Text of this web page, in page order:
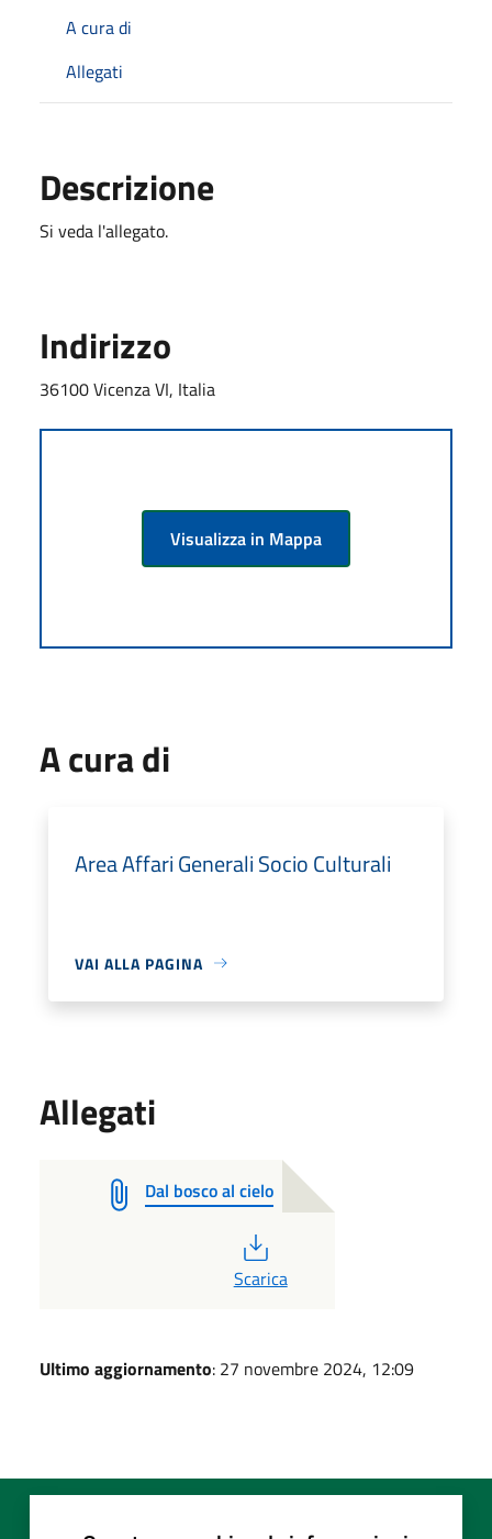
A cura di
Allegati
Descrizione
Si veda l'allegato.
Indirizzo
36100 Vicenza VI, Italia
Visualizza in Mappa
A cura di
Area Affari Generali Socio Culturali
VAI ALLA PAGINA
Allegati
Dal bosco al cielo
Scarica
Ultimo aggiornamento: 27 novembre 2024, 12:09